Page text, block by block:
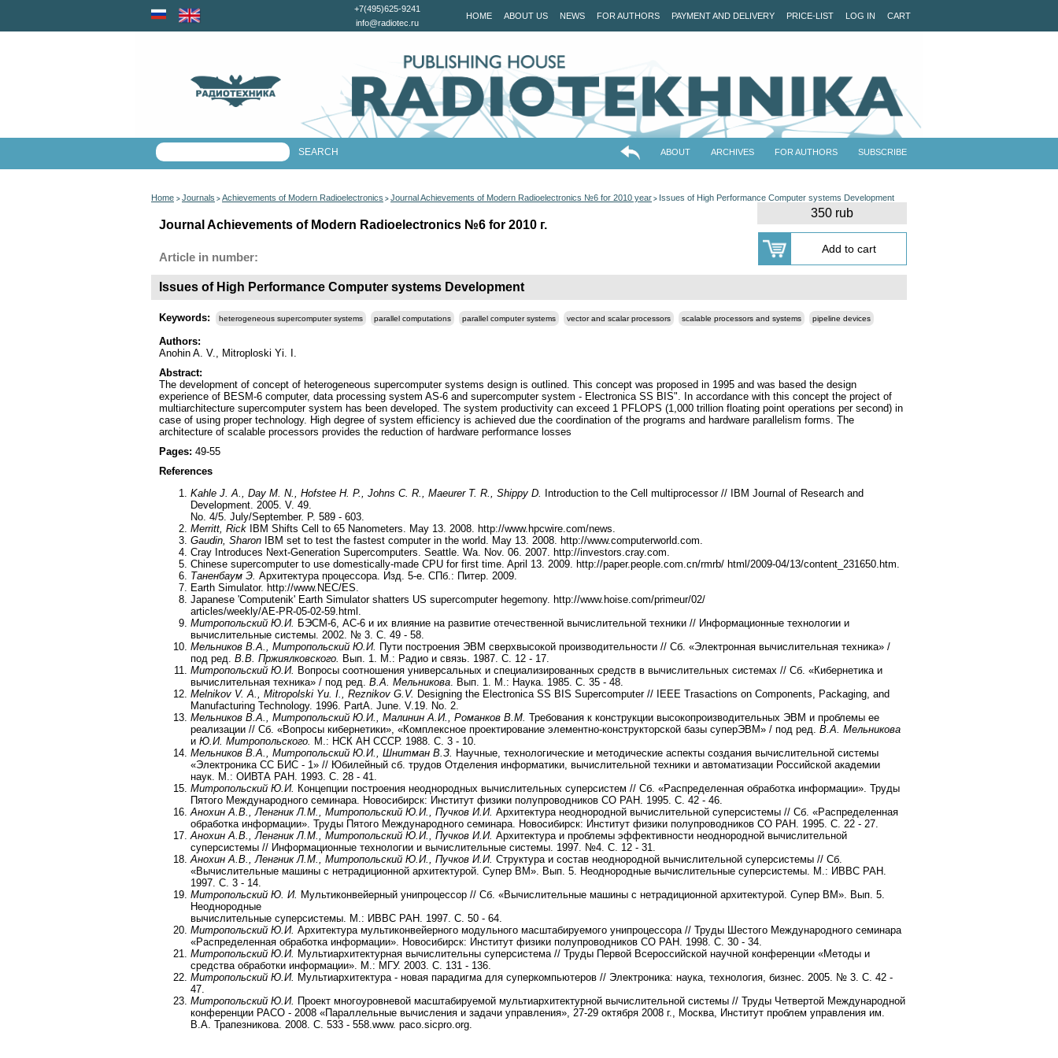
HOME ABOUT US NEWS FOR AUTHORS PAYMENT AND DELIVERY PRICE-LIST LOG IN CART
+7(495)625-9241
info@radiotec.ru
ABOUT ARCHIVES FOR AUTHORS SUBSCRIBE
Home > Journals > Achievements of Modern Radioelectronics > Journal Achievements of Modern Radioelectronics №6 for 2010 year > Issues of High Performance Computer systems Development
350 rub
Journal Achievements of Modern Radioelectronics №6 for 2010 г.
Article in number:
Issues of High Performance Computer systems Development
Keywords: heterogeneous supercomputer systems parallel computations parallel computer systems vector and scalar processors scalable processors and systems pipeline devices
Authors:
Anohin A. V., Mitroploski Yi. I.
Abstract:
The development of concept of heterogeneous supercomputer systems design is outlined. This concept was proposed in 1995 and was based the design
experience of BESM-6 computer, data processing system AS-6 and supercomputer system - Electronica SS BIS". In accordance with this concept the project of
multiarchitecture supercomputer system has been developed. The system productivity can exceed 1 PFLOPS (1,000 trillion floating point operations per second) in
case of using proper technology. High degree of system efficiency is achieved due the coordination of the programs and hardware parallelism forms. The
architecture of scalable processors provides the reduction of hardware performance losses
Pages: 49-55
References
Kahle J. A., Day M. N., Hofstee H. P., Johns C. R., Maeurer T. R., Shippy D.
Introduction to the Cell multiprocessor // IBM Journal of Research and
Development. 2005. V. 49.
Nо. 4/5. July/September. P. 589 - 603.
Merritt, Rick IBM Shifts Cell to 65 Nanometers. May 13. 2008. http://www.hpcwire.com/news.
Gaudin, Sharon IBM set to test the fastest computer in the world. May 13. 2008. http://www.computerworld.com.
Cray Introduces Next-Generation Supercomputers. Seattle. Wa. Nov. 06. 2007. http://investors.cray.com.
Chinese supercomputer to use domestically-made CPU for first time. April 13. 2009. http://paper.people.com.cn/rmrb/ html/2009-04/13/content_231650.htm.
Таненбаум Э. Архитектура процессора. Изд. 5-е. СПб.: Питер. 2009.
Earth Simulator. http://www.NEC/ES.
Japanese 'Computenik' Earth Simulator shatters US supercomputer hegemony. http://www.hoise.com/primeur/02/
articles/weekly/AE-PR-05-02-59.html.
Митропольский Ю.И. БЭСМ-6, АС-6 и их влияние на развитие отечественной вычислительной техники // Информационные технологии и
вычислительные системы. 2002. № 3. С. 49 - 58.
Мельников В.А., Митропольский Ю.И. Пути построения ЭВМ сверхвысокой производительности // Сб. «Электронная вычислительная техника» /
под ред. В.В. Пржиялковского. Вып. 1. М.: Радио и связь. 1987. C. 12 - 17.
Митропольский Ю.И. Вопросы соотношения универсальных и специализированных средств в вычислительных системах // Сб. «Кибернетика и
вычислительная техника» / под ред. В.А. Мельникова. Вып. 1. М.: Наука. 1985. С. 35 - 48.
Melnikov V. A., Mitropolski Yu. I., Reznikov G.V. Designing the Electronica SS BIS Supercomputer // IEEE Trasactions on Components, Packaging, and
Manufacturing Technology. 1996. PartA. June. V.19. No. 2.
Мельников В.А., Митропольский Ю.И., Малинин А.И., Романков В.М. Требования к конструкции высокопроизводительных ЭВМ и проблемы ее
реализации // Сб. «Вопросы кибернетики», «Комплексное проектирование элементно-конструкторской базы суперЭВМ» / под ред. В.А. Мельникова
и Ю.И. Митропольского. М.: НСК АН СССР. 1988. С. 3 - 10.
Мельников В.А., Митропольский Ю.И., Шнитман В.З. Научные, технологические и методические аспекты создания вычислительной системы
«Электроника СС БИС - 1» // Юбилейный сб. трудов Отделения информатики, вычислительной техники и автоматизации Российской академии
наук. М.: ОИВТА РАН. 1993. С. 28 - 41.
Митропольский Ю.И. Концепции построения неоднородных вычислительных суперсистем // Сб. «Распределенная обработка информации». Труды
Пятого Международного семинара. Новосибирск: Институт физики полупроводников СО РАН. 1995. С. 42 - 46.
Анохин А.В., Ленгник Л.М., Митропольский Ю.И., Пучков И.И. Архитектура неоднородной вычислительной суперсистемы // Сб. «Распределенная
обработка информации». Труды Пятого Международного семинара. Новосибирск: Институт физики полупроводников СО РАН. 1995. С. 22 - 27.
Анохин А.В., Ленгник Л.М., Митропольский Ю.И., Пучков И.И. Архитектура и проблемы эффективности неоднородной вычислительной
суперсистемы // Информационные технологии и вычислительные системы. 1997. №4. С. 12 - 31.
Анохин А.В., Ленгник Л.М., Митропольский Ю.И., Пуч­ков И.И. Структура и состав неоднородной вычислительной суперсистемы // Сб.
«Вычислительные машины с нетрадиционной архитектурой. Супер ВМ». Вып. 5. Неоднородные вычислительные суперсистемы. М.: ИВВС РАН.
1997. С. 3 - 14.
Митропольский Ю. И. Мультиконвейерный унипроцессор // Сб. «Вычислительные машины с нетрадиционной архитектурой. Супер ВМ». Вып. 5.
Неоднородные
вычислительные суперсистемы. М.: ИВВС РАН. 1997. С. 50 - 64.
Митропольский Ю.И. Архитектура мультиконвейерного модульного масштабируемого унипроцессора // Труды Шестого Международного семинара
«Распределенная обработка информации». Новосибирск: Институт физики полупроводников СО РАН. 1998. С. 30 - 34.
Митропольский Ю.И. Мультиархитектурная вычислительны суперсистема // Труды Первой Всероссийской научной конференции «Методы и
средства обработки информации». М.: МГУ. 2003. С. 131 - 136.
Митропольский Ю.И. Мультиархитектура - новая парадигма для суперкомпьютеров // Электроника: наука, технология, бизнес. 2005. № 3. С. 42 -
47.
Митропольский Ю.И. Проект многоуровневой масштабируемой мультиархитектурной вычислительной системы // Труды Четвертой Международной
конференции РАСО - 2008 «Параллельные вычисления и задачи управления», 27-29 октября 2008 г., Москва, Институт проблем управления им.
В.А. Трапезникова. 2008. С. 533 - 558.www. paco.sicpro.org.